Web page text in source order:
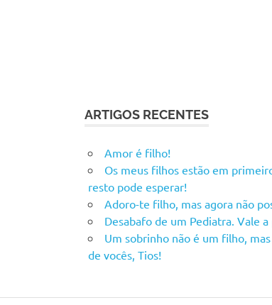
ARTIGOS RECENTES
Amor é filho!
Os meus filhos estão em
resto pode esperar!
Adoro-te filho, mas agora não
Desabafo de um Pediatra. Vale a
Um sobrinho não é um filho,
de vocês, Tios!